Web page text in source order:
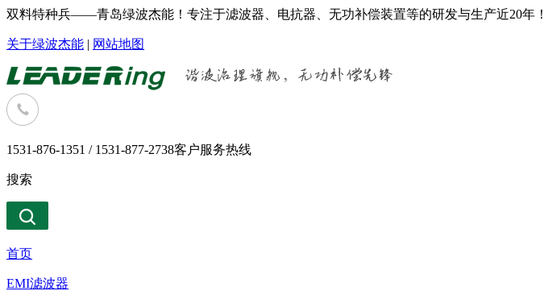
双料特种兵——青岛绿波杰能！专注于滤波器、电抗器、无功补偿装置等的研发与生产近20年！
关于绿波杰能 | 网站地图
1531-876-1351 / 1531-877-2738客户服务热线
搜索
首页
EMI滤波器